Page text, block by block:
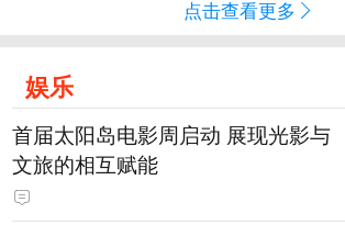
点击查看更多
娱乐
首届太阳岛电影周启动 展现光影与
文旅的相互赋能